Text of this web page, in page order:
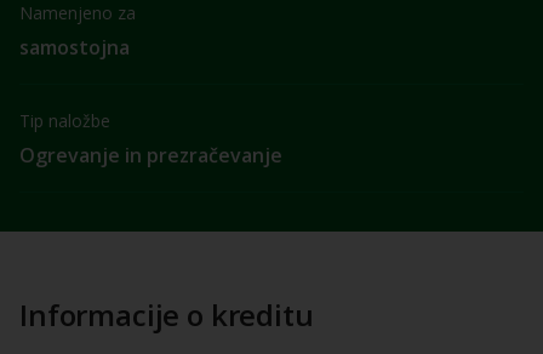
Namenjeno za
samostojna
Tip naložbe
Ogrevanje in prezračevanje
Informacije o kreditu